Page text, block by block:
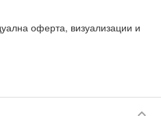
оферта, визуализации и